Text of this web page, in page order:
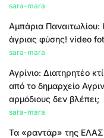
sara-mara
Αμπάρια Παναιτωλίου:
άγριας φύσης! video
sara-mara
Αγρίνιο: Διατηρητέο
από το δημαρχείο
αρμόδιους δεν βλέπει;
sara-mara
Τα «ραντάρ» της ΕΛΑΣ